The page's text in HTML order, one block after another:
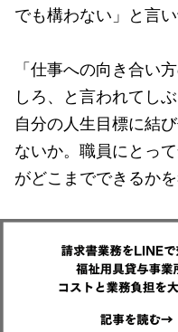
でも構わない」と言
「仕事への向き合い
しろ、と言われてし
自分の人生目標に結
ないか。職員にとっ
がどこまでできるかを